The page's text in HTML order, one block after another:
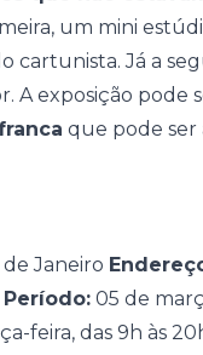
um mini
cartunista. Já a
A exposição pode
que pode ser
Janeiro
Período: 05 de
feira, das 9h às